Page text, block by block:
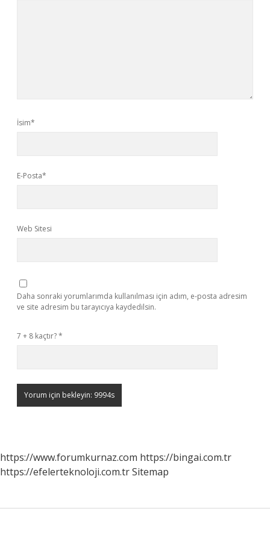
İsim*
E-Posta*
Web Sitesi
Daha sonraki yorumlarımda kullanılması için adım, e-posta adresim
ve site adresim bu tarayıcıya kaydedilsin.
7 + 8 kaçtır?*
https://www.forumkurnaz.com https://bingai.com.tr
https://efelerteknoloji.com.trSitemap